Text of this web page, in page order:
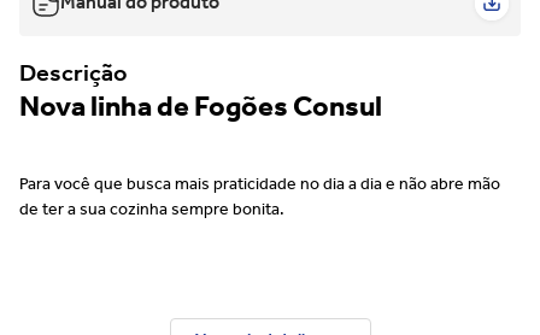
Descrição
Nova linha de Fogões Consul
Para você que busca mais praticidade no dia a dia e não abre mão
de ter a sua cozinha sempre bonita.